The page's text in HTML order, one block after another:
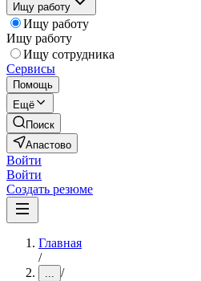
Ищу работу
Ищу работу
Ищу работу
Ищу сотрудника
Сервисы
Помощь
Ещё
Поиск
Апастово
Войти
Войти
Создать резюме
Главная
/
... /